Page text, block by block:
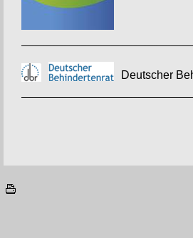
Deutscher